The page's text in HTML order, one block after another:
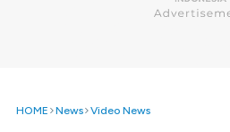
HOME News Video News